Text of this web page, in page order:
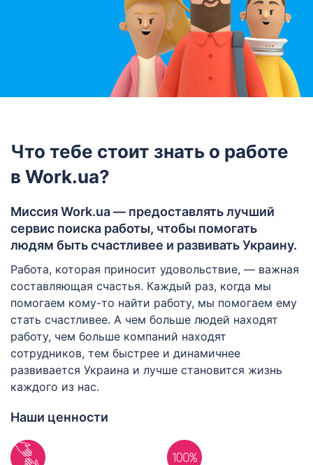
Что тебе стоит знать о работе
в Work.ua?
Миссия Work.ua — предоставлять лучший
сервис поиска работы, чтобы помогать
людям быть счастливее и развивать Украину.
Работа, которая приносит удовольствие, — важная
составляющая счастья. Каждый раз, когда мы
помогаем кому-то найти работу, мы помогаем ему
стать счастливее. А чем больше людей находят
работу, чем больше компаний находят
сотрудников, тем быстрее и динамичнее
развивается Украина и лучше становится жизнь
каждого из нас.
Наши ценности